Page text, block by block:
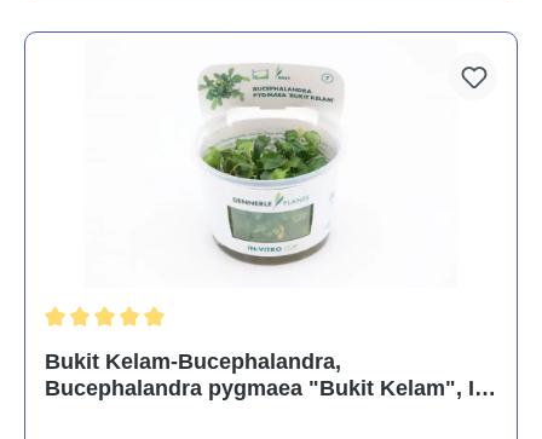
Bukit Kelam-Bucephalandra,
Bucephalandra pygmaea "Bukit Kelam", In